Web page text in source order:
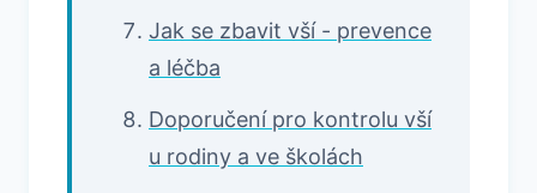
Jak se zbavit vší - prevence
a léčba
Doporučení pro kontrolu vší
u rodiny a ve školách